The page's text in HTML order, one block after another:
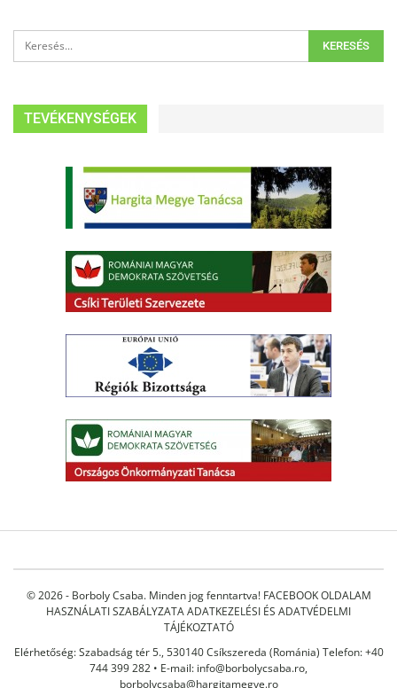
TEVÉKENYSÉGEK
© 2026 - Borboly Csaba. Minden jog fenntartva! FACEBOOK OLDALAM
HASZNÁLATI SZABÁLYZATAADATKEZELÉSI ÉS ADATVÉDELMI
TÁJÉKOZTATÓ
Elérhetőség: Szabadság tér 5., 530140 Csíkszereda (Románia) Telefon: +40
744 399 282 • E-mail: info@borbolycsaba.ro,
borbolycsaba@hargitamegye.ro